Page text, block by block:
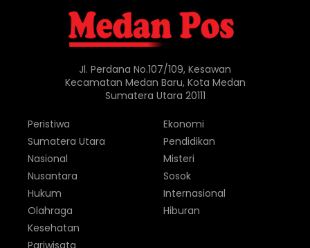
Jl. Perdana No.107/109, Kesawan
Kecamatan Medan Baru, Kota Medan
Sumatera Utara 20111
Peristiwa
Sumatera Utara
Nasional
Nusantara
Hukum
Olahraga
Ekonomi
Pendidikan
Misteri
Sosok
Internasional
Hiburan
Kesehatan
Pariwisata